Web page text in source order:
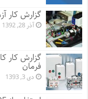
گزارش کار
آذر 28, 1392
گزارش کار
فرمان
دی 3, 1393